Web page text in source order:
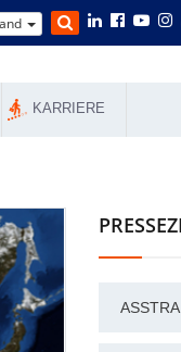
KARRIERE